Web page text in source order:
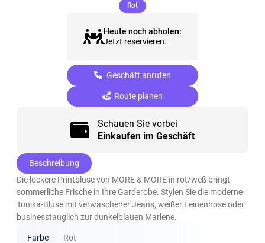
Rot(ausgewählt)
Heute noch abholen:
Jetzt reservieren.
Geschäft anrufen
Route planen
Schauen Sie vorbei
Einkaufen im Geschäft
Beschreibung
Die lockere Printbluse von MORE & MORE in rot/weß bringt
sommerliche Frische in Ihre Garderobe. Stylen Sie die moderne
Tunika-Bluse mit verwaschener Jeans, weißer Leinenhose oder
businesstauglich zur dunkelblauen Marlene.
Farbe Rot